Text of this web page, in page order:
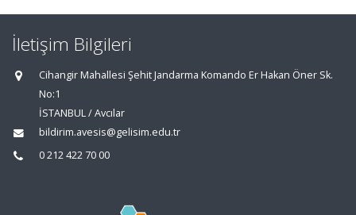
İletişim Bilgileri
Cihangir Mahallesi Şehit Jandarma Komando Er Hakan Öner Sk.
No:1
İSTANBUL / Avcılar
bildirim.avesis@gelisim.edu.tr
0 212 422 70 00